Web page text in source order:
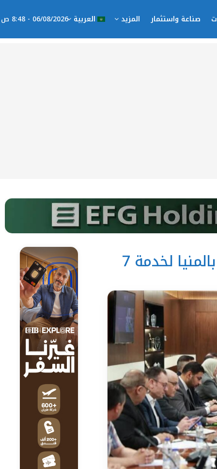
صناعة واستثمار المزيد العربية 06/08/2026 - 8:48 ص
استعدادات مكثفة لإطلاق التأمين الصحي الشامل بالمنيا لخدمة 7